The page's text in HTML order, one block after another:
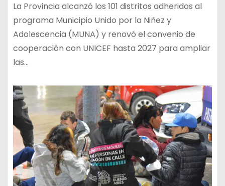
La Provincia alcanzó los 101 distritos adheridos al
programa Municipio Unido por la Niñez y
Adolescencia (MUNA) y renovó el convenio de
cooperación con UNICEF hasta 2027 para ampliar
las…